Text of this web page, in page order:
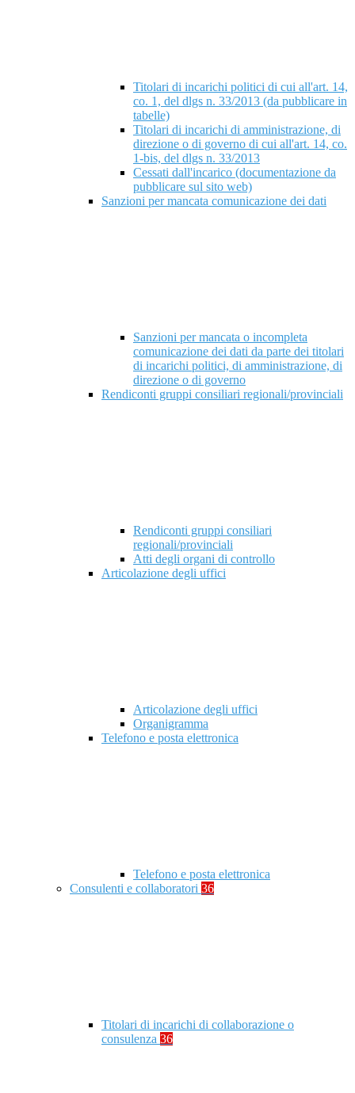
Titolari di incarichi politici di cui all'art. 14,
co. 1, del dlgs n. 33/2013 (da pubblicare in
tabelle)
Titolari di incarichi di amministrazione, di
direzione o di governo di cui all'art. 14, co.
1-bis, del dlgs n. 33/2013
Cessati dall'incarico (documentazione da
pubblicare sul sito web)
Sanzioni per mancata comunicazione dei dati
Sanzioni per mancata o incompleta
comunicazione dei dati da parte dei titolari
di incarichi politici, di amministrazione, di
direzione o di governo
Rendiconti gruppi consiliari regionali/provinciali
Rendiconti gruppi consiliari
regionali/provinciali
Atti degli organi di controllo
Articolazione degli uffici
Articolazione degli uffici
Organigramma
Telefono e posta elettronica
Telefono e posta elettronica
Consulenti e collaboratori 36
Titolari di incarichi di collaborazione o
consulenza 36